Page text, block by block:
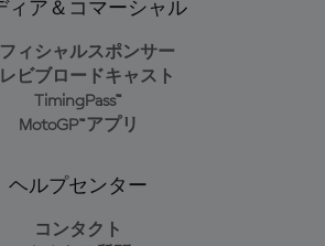
ィア＆コマーシャル
ィシャルスポンサー
ビブロードキャスト
TimingPass™
MotoGP™アプリ
ヘルプセンター
コンタクト